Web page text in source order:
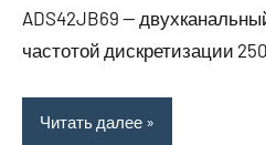
ADS42JB69 —
частотой дискретизации
Читать далее